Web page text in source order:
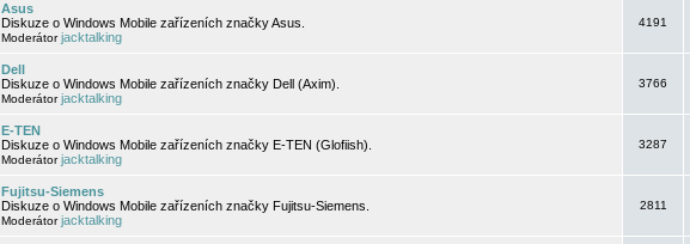
Asus
Diskuze o Windows Mobile zařízeních značky Asus.
Moderátorjacktalking
4191
Dell
Diskuze o Windows Mobile zařízeních značky Dell (Axim).
Moderátorjacktalking
3766
E-TEN
Diskuze o Windows Mobile zařízeních značky E-TEN (Glofiish).
Moderátorjacktalking
3287
Fujitsu-Siemens
Diskuze o Windows Mobile zařízeních značky Fujitsu-Siemens.
Moderátorjacktalking
2811